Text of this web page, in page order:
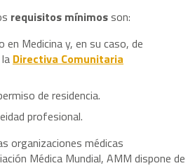
requisitos mínimosson:
en Medicina y, en su caso, de
Directiva Comunitaria
de residencia.
profesional.
organizaciones médicas
Médica Mundial, AMM dispone de